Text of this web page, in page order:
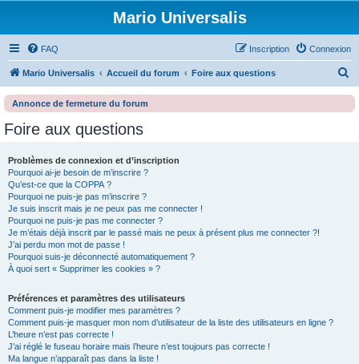
Mario Universalis
FAQ Connexion
Inscription
Mario Universalis Accueil du forum Foire aux questions
c
Annonce de fermeture du forum
Foire aux questions
Problèmes de connexion et d’inscription
Pourquoi ai-je besoin de m’inscrire ?
Qu’est-ce que la COPPA ?
Pourquoi ne puis-je pas m’inscrire ?
Je suis inscrit mais je ne peux pas me connecter !
Pourquoi ne puis-je pas me connecter ?
Je m’étais déjà inscrit par le passé mais ne peux à présent plus me connecter ?!
J’ai perdu mon mot de passe !
Pourquoi suis-je déconnecté automatiquement ?
À quoi sert « Supprimer les cookies » ?
Préférences et paramètres des utilisateurs
Comment puis-je modifier mes paramètres ?
Comment puis-je masquer mon nom d’utilisateur de la liste des utilisateurs en ligne ?
L’heure n’est pas correcte !
J’ai réglé le fuseau horaire mais l’heure n’est toujours pas correcte !
Ma langue n’apparaît pas dans la liste !